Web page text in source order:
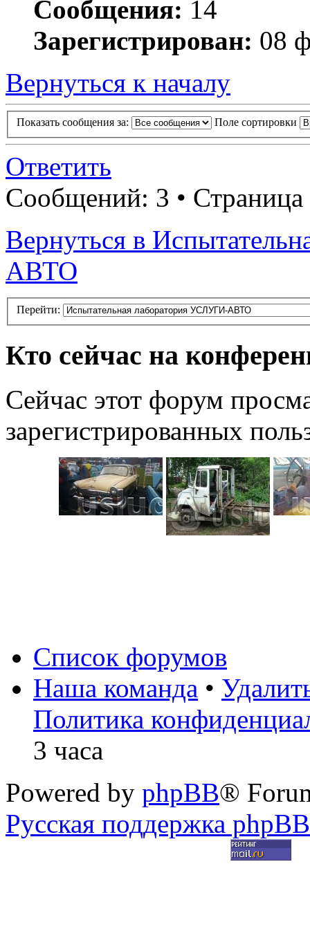
Сообщения: 14
Зарегистрирован: 08
Вернуться к началу
Показать сообщения за: Поле сортировки
Ответить
Сообщений: 3 • Страница
Вернуться в
АВТО
Перейти:
Кто сейчас на
Сейчас этот форум
зарегистрированных
Список форумов
Наша команда •
Политика
3 часа
Powered by phpBB®
Русская поддержка phpBB